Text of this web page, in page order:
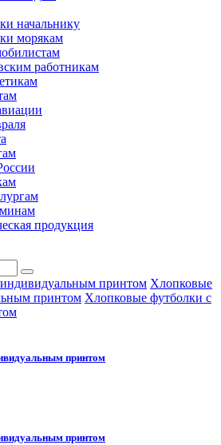
начальнику
морякам
работникам
продукция
принтом Хлопковые
принтом Хлопковые футболки с
принтом
принтом